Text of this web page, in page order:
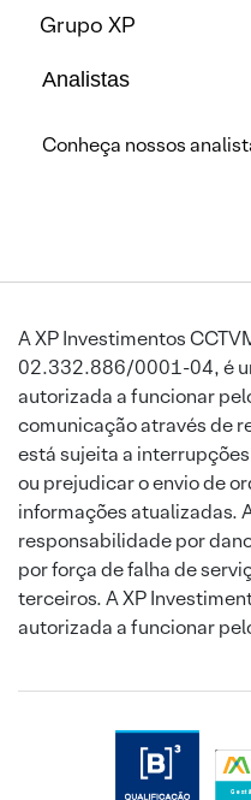
Grupo XP
Analistas
Conheça nossos
A XP Investimentos
02.332.886/0001-04, é
autorizada a funcionar
comunicação através de
está sujeita a
ou prejudicar o envio de
informações atualizadas.
responsabilidade por
por força de falha de
terceiros. A XP
autorizada a funcionar